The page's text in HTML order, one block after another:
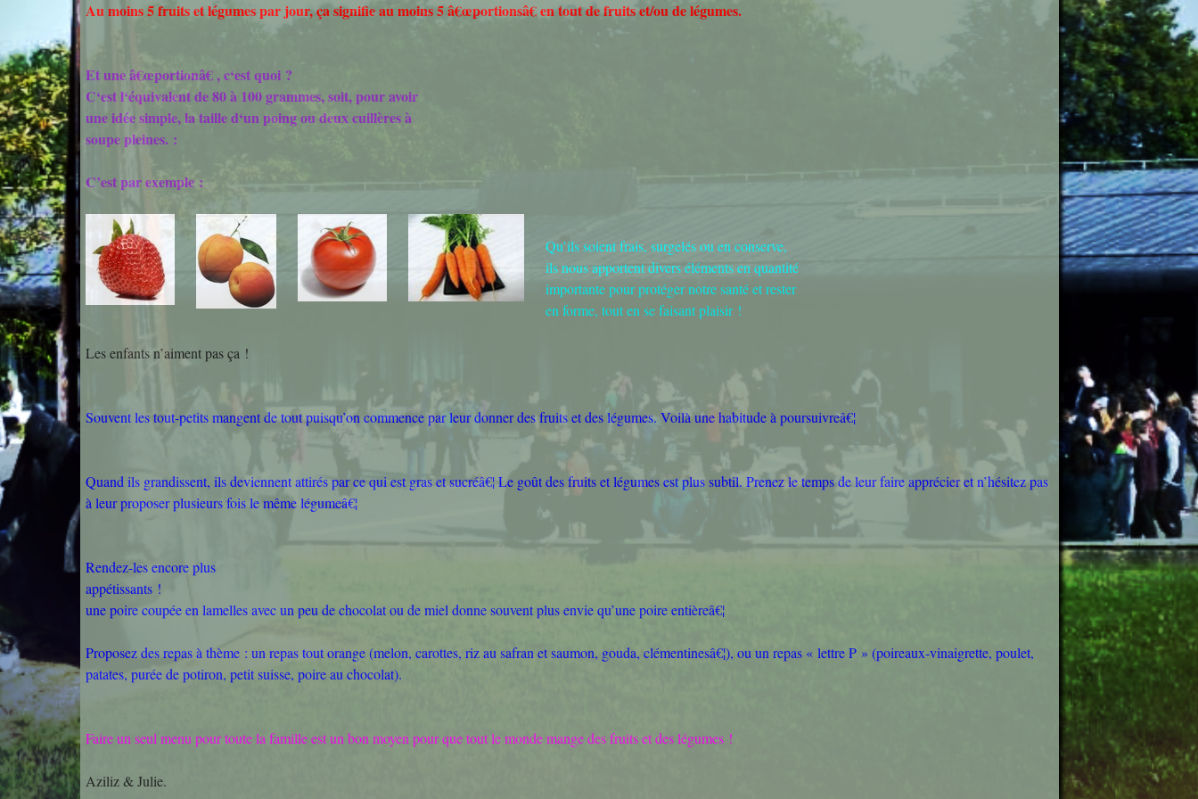
Découverte des Métiers
What's up in room 50 ?
Au moins 5 fruits et légumes par jour, ça signifie au moins 5 â€œportionsâ€ en tout de fruits et/ou de légumes.
Et une â€œportionâ€ , c‘est quoi ?
C‘est l‘équivalent de 80 à 100 grammes, soit, pour avoir
une idée simple, la taille d‘un poing ou deux cuillères à
soupe pleines. :
C’est par exemple :
Qu’ils soient frais, surgelés ou en conserve,
ils nous apportent divers éléments en quantité
importante pour protéger notre santé et rester
en forme, tout en se faisant plaisir !
Les enfants n’aiment pas ça !
Souvent les tout-petits mangent de tout puisqu’on commence par leur donner des fruits et des légumes. Voilà une habitude à poursuivreâ€¦
Quand ils grandissent, ils deviennent attirés par ce qui est gras et sucréâ€¦ Le goût des fruits et légumes est plus subtil. Prenez le temps de leur faire apprécier et n’hésitez pas
à leur proposer plusieurs fois le même légumeâ€¦
Rendez-les encore plus
appétissants !
une poire coupée en lamelles avec un peu de chocolat ou de miel donne souvent plus envie qu’une poire entièreâ€¦
Proposez des repas à thème : un repas tout orange (melon, carottes, riz au safran et saumon, gouda, clémentinesâ€¦), ou un repas « lettre P » (poireaux-vinaigrette, poulet,
patates, purée de potiron, petit suisse, poire au chocolat).
Faire un seul menu pour toute la famille est un bon moyen pour que tout le monde mange des fruits et des légumes !
Aziliz & Julie.